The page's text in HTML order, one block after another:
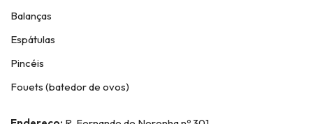
Balanças
Espátulas
Pincéis
Fouets (batedor de ovos)